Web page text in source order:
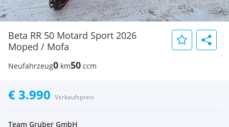
Beta RR 50 Motard Sport 2026
Moped / Mofa
Neufahrzeug0 km50 ccm
€ 3.990 Verkaufspreis
Team Gruber GmbH